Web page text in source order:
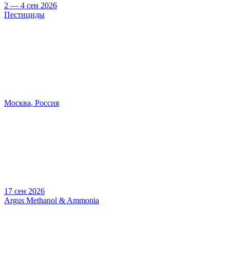
2 — 4 сен 2026
Пестициды
Москва, Россия
17 сен 2026
Argus Methanol & Ammonia